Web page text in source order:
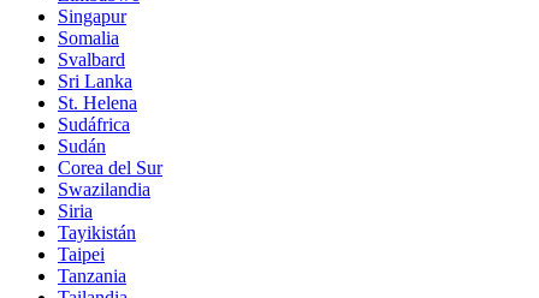
Singapur
Somalia
Svalbard
Sri Lanka
St. Helena
Sudáfrica
Sudán
Corea del Sur
Swazilandia
Siria
Tayikistán
Taipei
Tanzania